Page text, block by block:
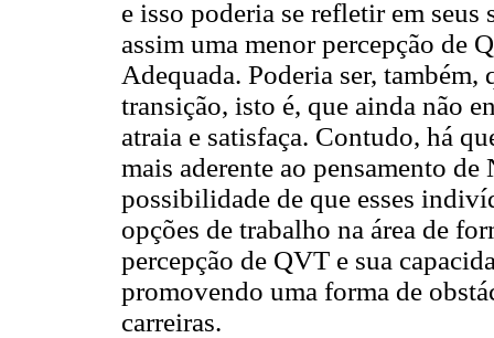
e isso poderia se refletir em
assim uma menor percepção de
Adequada. Poderia ser,
transição, isto é, que ainda não
atraia e satisfaça. Contudo, há
mais aderente ao pensamento
possibilidade de que esses
opções de trabalho na área de
percepção de QVT e sua
promovendo uma forma de
carreiras.